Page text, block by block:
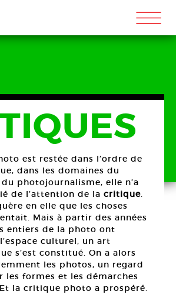
m
est restée dans l’ordre de
dans les domaines du
photojournalisme, elle n’a
de l’attention de la critique.
en elle que les choses
Mais à partir des années
entiers de la photo ont
culturel, un art
s’est constitué. On a alors
les photos, un regard
les formes et les démarches
la critique photo a prospéré.